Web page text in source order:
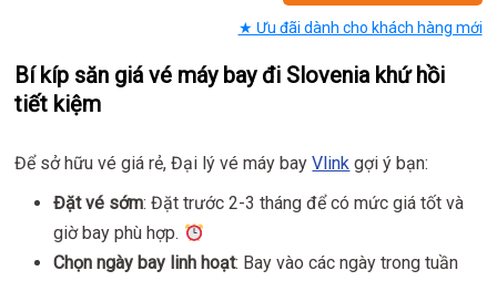
★ Ưu đãi dành cho khách hàng mới
Bí kíp săn giá vé máy bay đi Slovenia khứ hồi
tiết kiệm
Để sở hữu vé giá rẻ, Đại lý vé máy bayVlink gợi ý bạn:
Đặt vé sớm: Đặt trước 2-3 tháng để có mức giá tốt và
giờ bay phù hợp.
Chọn ngày bay linh hoạt: Bay vào các ngày trong tuần